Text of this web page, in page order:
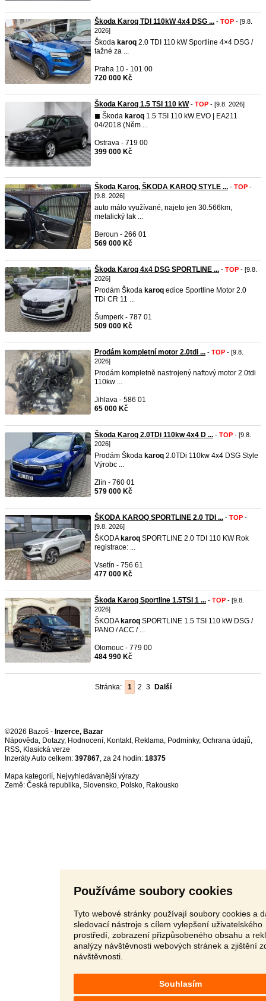
Používáme soubory cookies
Tyto webové stránky používají soubory cookies a
sledovací nástroje s cílem vylepšení uživatelského
prostředí, zobrazení přizpůsobeného obsahu a
analýzy návštěvnosti webových stránek a zjištění
návštěvnosti.
Souhlasím
Škoda Karoq TDI 110kW 4x4 DSG ... - TOP - [9.8.
2026]
Škoda karoq 2.0 TDI 110 kW Sportline 4×4 DSG /
tažné za ...
Praha 10 - 101 00
720 000 Kč
Škoda Karoq 1.5 TSI 110 kW- TOP - [9.8. 2026]
◼︎ Škoda karoq 1.5 TSI 110 kW EVO | EA211
04/2018 (Něm ...
Ostrava - 719 00
399 000 Kč
Škoda Karoq, ŠKODA KAROQ STYLE ... - TOP -
[9.8. 2026]
auto málo využívané, najeto jen 30.566km,
metalický lak ...
Beroun - 266 01
569 000 Kč
Škoda Karoq 4x4 DSG SPORTLINE ... - TOP - [9.8.
2026]
Prodám Škoda karoq edice Sportline Motor 2.0
TDi CR 11 ...
Šumperk - 787 01
509 000 Kč
Prodám kompletní motor 2.0tdi ... - TOP - [9.8.
2026]
Prodám kompletně nastrojený naftový motor 2.0tdi
110kw ...
Jihlava - 586 01
65 000 Kč
Škoda Karoq 2.0TDi 110kw 4x4 D ... - TOP - [9.8.
2026]
Prodám Škoda karoq 2.0TDi 110kw 4x4 DSG Style
Výrobc ...
Zlín - 760 01
579 000 Kč
ŠKODA KAROQ SPORTLINE 2.0 TDI ... - TOP -
[9.8. 2026]
ŠKODA karoq SPORTLINE 2.0 TDI 110 KW Rok
registrace: ...
Vsetín - 756 61
477 000 Kč
Škoda Karoq Sportline 1.5TSI 1 ... - TOP - [9.8.
2026]
ŠKODA karoq SPORTLINE 1.5 TSI 110 kW DSG /
PANO / ACC / ...
Olomouc - 779 00
484 990 Kč
Stránka: 1 2 3 Další
©2026 Bazoš - Inzerce, Bazar
Nápověda, Dotazy, Hodnocení, Kontakt, Reklama, Podmínky, Ochrana údajů,
RSS,
Inzeráty Auto celkem: 397867, za 24 hodin: 18375
Mapa kategorií, Nejvyhledávanější výrazy
Země: Česká republika, Slovensko, Polsko, Rakousko